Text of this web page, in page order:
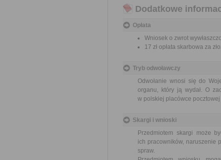
Dodatkowe
Opłata
Wniosek o zwrot
17 zł opłata skarbowa za
Tryb odwoławczy
Odwołanie wnosi się do
organu, który ją wydał. O
w polskiej placówce
Skargi i wnioski
Przedmiotem skargi może
ich pracowników, naruszenie
spraw.